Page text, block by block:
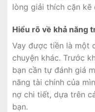
lòng giải thích cặn kẽ
Hiểu rõ về khả năng
Vay được tiền là một
chuyện khác. Trước
bạn cần tự đánh giá
năng tài chính của
nợ chi tiết, dựa trên
bạn.